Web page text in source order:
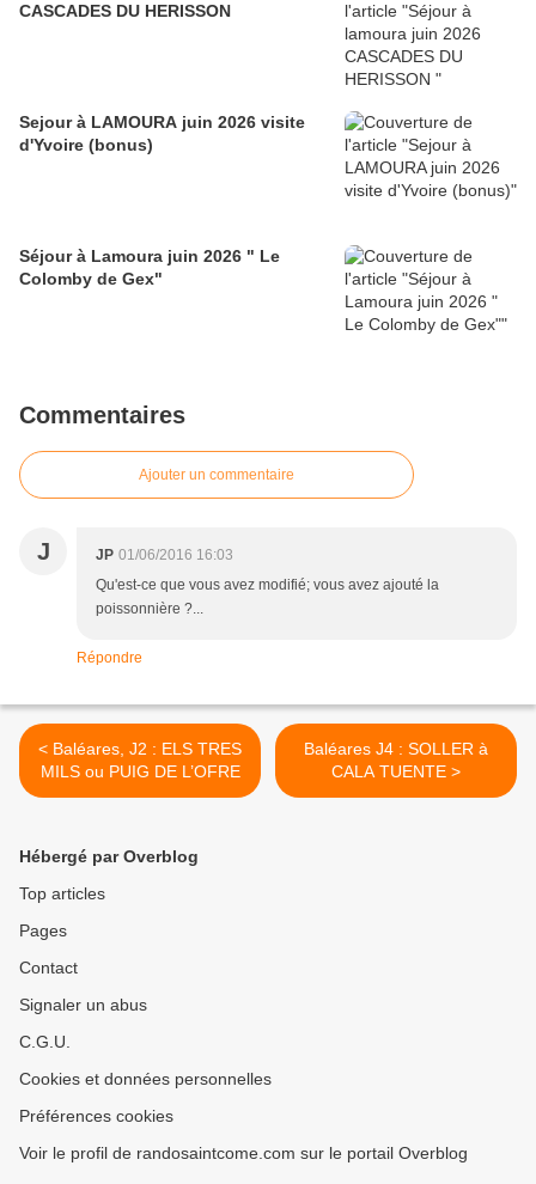
CASCADES DU HERISSON
Sejour à LAMOURA juin 2026 visite
d'Yvoire (bonus)
Séjour à Lamoura juin 2026 " Le
Colomby de Gex"
Commentaires
Ajouter un commentaire
J JP 01/06/2016 16:03
Qu'est-ce que vous avez modifié; vous avez ajouté la
poissonnière ?...
Répondre
< Baléares, J2 : ELS TRES
MILS ou PUIG DE L’OFRE
Baléares J4 : SOLLER à
CALA TUENTE >
Hébergé par Overblog
Top articles
Pages
Contact
Signaler un abus
C.G.U.
Cookies et données personnelles
Préférences cookies
Voir le profil de randosaintcome.com sur le portail Overblog